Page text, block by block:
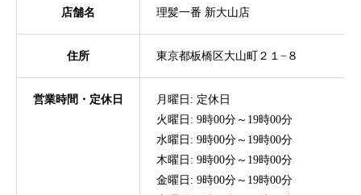
店舗名 理髪一番 新大山店
住所 東京都板橋区大山町２１−８
営業時間・定休日
月曜日: 定休日
火曜日: 9時00分～19時00分
水曜日: 9時00分～19時00分
木曜日: 9時00分～19時00分
金曜日: 9時00分～19時00分